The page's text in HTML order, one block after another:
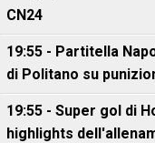
CN24
19:55 - Partitella
di Politano su
19:55 - Super gol di
highlights